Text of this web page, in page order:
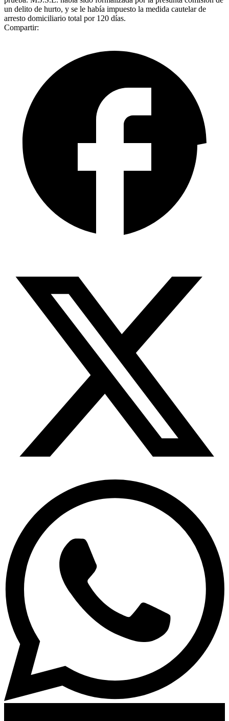
un delito de hurto, y se le había impuesto la medida cautelar de
arresto domiciliario total por 120 días.
Compartir: